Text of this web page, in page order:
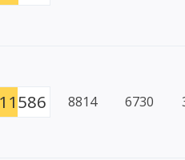
11586 8814 6730